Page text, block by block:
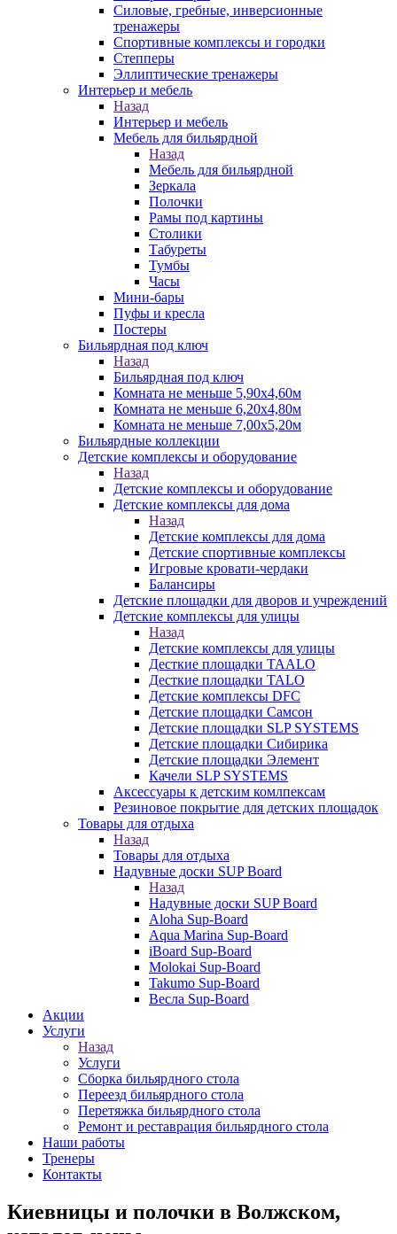
Силовые, гребные, инверсионные
тренажеры
Спортивные комплексы и городки
Степперы
Эллиптические тренажеры
Интерьер и мебель
Назад
Интерьер и мебель
Мебель для бильярдной
Назад
Мебель для бильярдной
Зеркала
Полочки
Рамы под картины
Столики
Табуреты
Тумбы
Часы
Мини-бары
Пуфы и кресла
Постеры
Бильярдная под ключ
Назад
Бильярдная под ключ
Комната не меньше 5,90х4,60м
Комната не меньше 6,20х4,80м
Комната не меньше 7,00х5,20м
Бильярдные коллекции
Детские комплексы и оборудование
Назад
Детские комплексы и оборудование
Детские комплексы для дома
Назад
Детские комплексы для дома
Детские спортивные комплексы
Игровые кровати-чердаки
Балансиры
Детские площадки для дворов и учреждений
Детские комплексы для улицы
Назад
Детские комплексы для улицы
Десткие площадки TAALO
Десткие площадки TALO
Детские комплексы DFC
Детские площадки Самсон
Детские площадки SLP SYSTEMS
Детские площадки Сибирика
Детские площадки Элемент
Качели SLP SYSTEMS
Аксессуары к детским комлпексам
Резиновое покрытие для детских площадок
Товары для отдыха
Назад
Товары для отдыха
Надувные доски SUP Board
Назад
Надувные доски SUP Board
Aloha Sup-Board
Aqua Marina Sup-Board
iBoard Sup-Board
Molokai Sup-Board
Takumo Sup-Board
Весла Sup-Board
Акции
Услуги
Назад
Услуги
Сборка бильярдного стола
Переезд бильярдного стола
Перетяжка бильярдного стола
Ремонт и реставрация бильярдного стола
Наши работы
Тренеры
Контакты
Киевницы и полочки в Волжском,